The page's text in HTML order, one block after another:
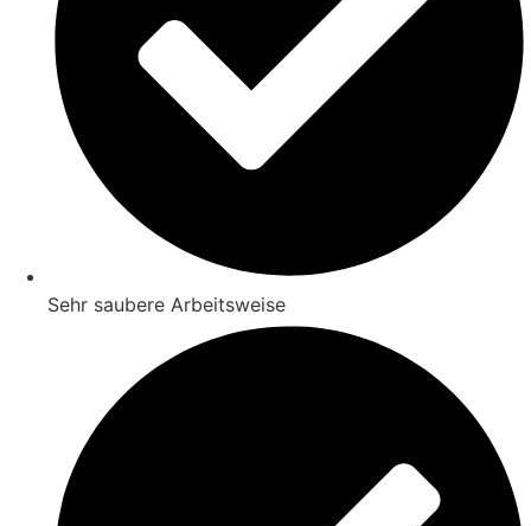
Sehr saubere Arbeitsweise